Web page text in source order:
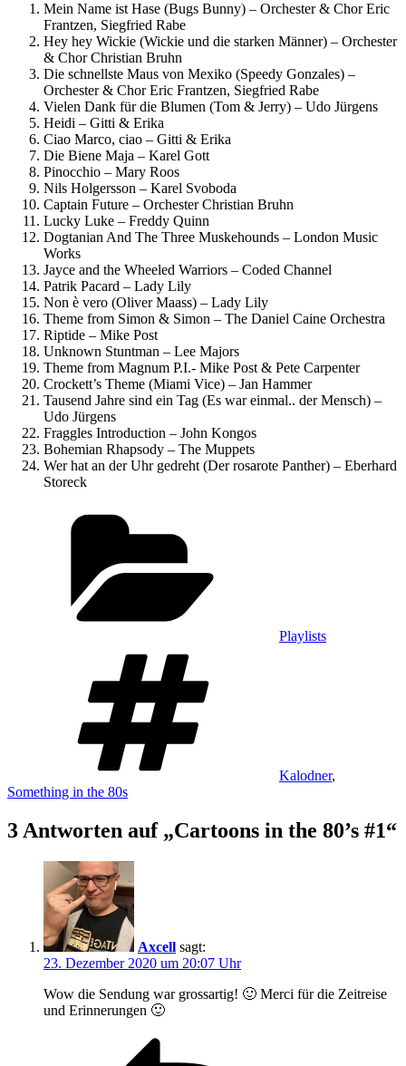
Mein Name ist Hase (Bugs Bunny) – Orchester & Chor Eric
Frantzen, Siegfried Rabe
Hey hey Wickie (Wickie und die starken Männer) – Orchester
& Chor Christian Bruhn
Die schnellste Maus von Mexiko (Speedy Gonzales) –
Orchester & Chor Eric Frantzen, Siegfried Rabe
Vielen Dank für die Blumen (Tom & Jerry) – Udo Jürgens
Heidi – Gitti & Erika
Ciao Marco, ciao – Gitti & Erika
Die Biene Maja – Karel Gott
Pinocchio – Mary Roos
Nils Holgersson – Karel Svoboda
Captain Future – Orchester Christian Bruhn
Lucky Luke – Freddy Quinn
Dogtanian And The Three Muskehounds – London Music
Works
Jayce and the Wheeled Warriors – Coded Channel
Patrik Pacard – Lady Lily
Non è vero (Oliver Maass) – Lady Lily
Theme from Simon & Simon – The Daniel Caine Orchestra
Riptide – Mike Post
Unknown Stuntman – Lee Majors
Theme from Magnum P.I.- Mike Post & Pete Carpenter
Crockett’s Theme (Miami Vice) – Jan Hammer
Tausend Jahre sind ein Tag (Es war einmal.. der Mensch) –
Udo Jürgens
Fraggles Introduction – John Kongos
Bohemian Rhapsody – The Muppets
Wer hat an der Uhr gedreht (Der rosarote Panther) – Eberhard
Storeck
Playlists
Kalodner,
Something in the 80s
3 Antworten auf „Cartoons in the 80’s #1“
Axcell sagt:
23. Dezember 2020 um 20:07 Uhr
Wow die Sendung war grossartig! 🙂 Merci für die Zeitreise
und Erinnerungen 🙂